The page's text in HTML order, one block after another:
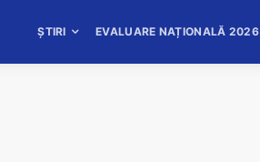
ȘTIRI EVALUARE NAȚIONALĂ 2026